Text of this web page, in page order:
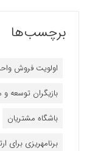
برچسب‌ها
اولویت فروش
بازیگران توسعه
باشگاه مشتریان
برنامه‎ریزی برای ارتقای کیفیت